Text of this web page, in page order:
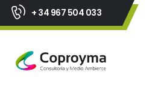
+ 34 967 504 033